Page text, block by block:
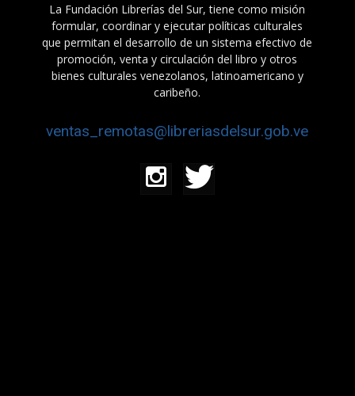
La Fundación Librerías del Sur, tiene como misión
formular, coordinar y ejecutar políticas culturales
que permitan el desarrollo de un sistema efectivo de
promoción, venta y circulación del libro y otros
bienes culturales venezolanos, latinoamericano y
caribeño.
ventas_remotas@libreriasdelsur.gob.ve